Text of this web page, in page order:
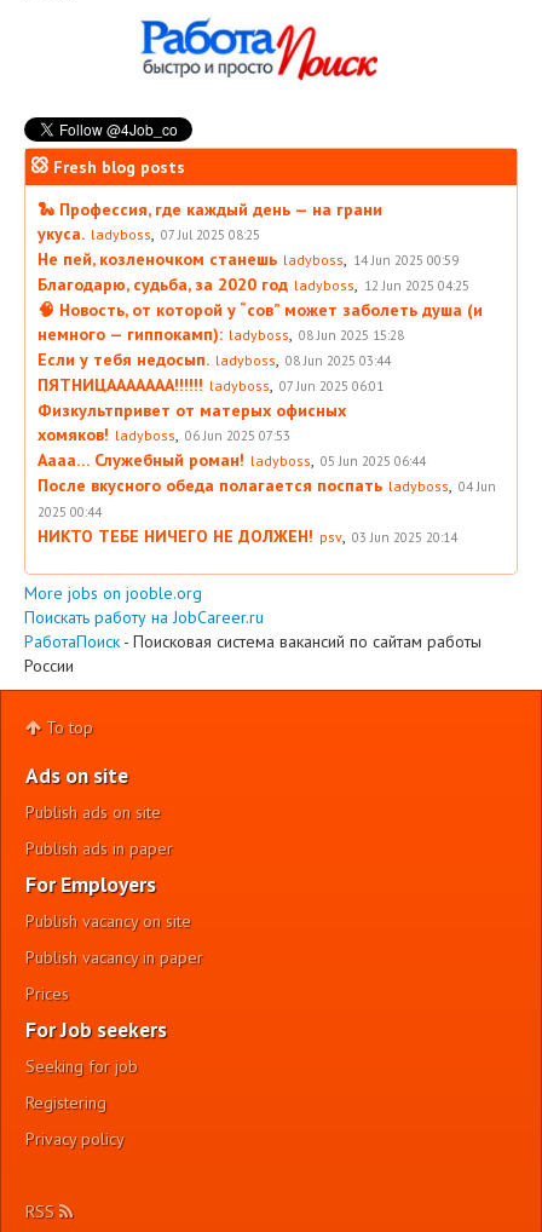
Fresh blog posts
🐍 Профессия, где каждый день — на грани
укуса. ladyboss 07 Jul 2025 08:25
Не пей, козленочком станешь ladyboss 14 Jun 2025 00:59
Благодарю, судьба, за 2020 год ladyboss 12 Jun 2025 04:25
🧠 Новость, от которой у “сов” может заболеть душа (и
немного — гиппокамп): ladyboss 08 Jun 2025 15:28
Если у тебя недосып. ladyboss 08 Jun 2025 03:44
ПЯТНИЦААААААА!!!!!! ladyboss 07 Jun 2025 06:01
Физкультпривет от матерых офисных
хомяков! ladyboss 06 Jun 2025 07:53
Аааа… Служебный роман! ladyboss 05 Jun 2025 06:44
После вкусного обеда полагается поспать ladyboss
04 Jun
2025 00:44
НИКТО ТЕБЕ НИЧЕГО НЕ ДОЛЖЕН! psv 03 Jun 2025 20:14
More jobs on jooble.org
Поискать работу на JobCareer.ru
РаботаПоиск - Поисковая система вакансий по сайтам работы
России
To top
Ads on site
Publish ads on site
Publish ads in paper
For Employers
Publish vacancy on site
Publish vacancy in paper
Prices
For Job seekers
Seeking for job
Registering
Privacy policy
RSS